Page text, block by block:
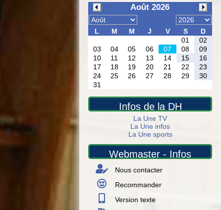
Infos de la DH
La Une TV
La Une infos
La Une sports
Webmaster - Infos
Nous contacter
Recommander
Version texte